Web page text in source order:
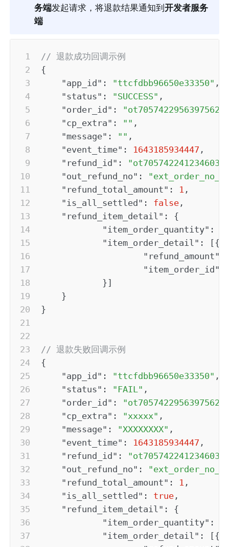
务端发起请求，将退款结果通知到开发者服务
端
// 退款成功回调示例
{
"app_id" : "ttcfdbb96650e33350" ,
"status" : "SUCCESS" ,
"order_id" :
"cp_extra" : "" ,
"message" : "" ,
"event_time" : 1643185934447 ,
"refund_id" :
"out_refund_no" :
"refund_total_amount" : 1 ,
"is_all_settled" : false ,
"refund_item_detail" :
{
"item_order_quantity" :
"item_order_detail" : [{
"refund_amount"
"item_order_id"
}]
}
}
// 退款失败回调示例
{
"app_id" : "ttcfdbb96650e33350" ,
"status" : "FAIL" ,
"order_id" :
"cp_extra" : "xxxxx" ,
"message" : "XXXXXXXX" ,
"event_time" : 1643185934447 ,
"refund_id" :
"out_refund_no" :
"refund_total_amount" : 1 ,
"is_all_settled" : true ,
"refund_item_detail" :
{
"item_order_quantity" :
"item_order_detail" : [{